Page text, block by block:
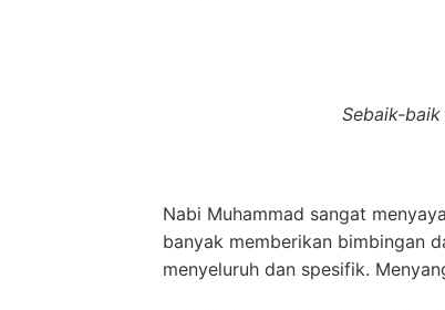
Sebaik-
Nabi Muhammad sangat
banyak memberikan bimbingan
menyeluruh dan spesifik.